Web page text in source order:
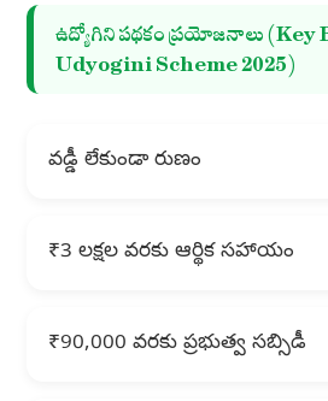
ఉద్యోగిని పథకం ప్రయోజనాలు
Udyogini Scheme 2025)
వడ్డీ లేకుండా రుణం
₹3 లక్షల వరకు ఆర్థిక సహాయం
₹90,000 వరకు ప్రభుత్వ సబ్సిడీ